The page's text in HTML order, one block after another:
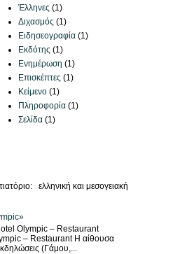
Έλληνες (1)
Διχασμός (1)
Ειδησεογραφία (1)
Εκδότης (1)
Ενημέρωση (1)
Επισκέπτες (1)
Κείμενο (1)
Πληροφορία (1)
Σελίδα (1)
ελληνική και μεσογειακή
Olympic – Restaurant
– Restaurant Η αίθουσα
(Γάμου,...